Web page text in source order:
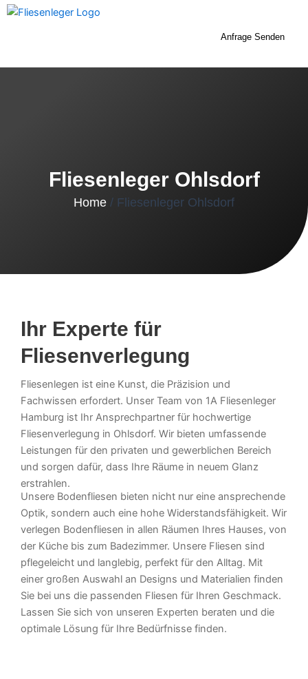
Zum
Anfrage Senden
Fliesenleger Ohlsdorf
Home / Fliesenleger Ohlsdorf
Ihr Experte für
Fliesenverlegung
Fliesenlegen ist eine Kunst, die Präzision und
Fachwissen erfordert. Unser Team von 1A Fliesenleger
Hamburg ist Ihr Ansprechpartner für hochwertige
Fliesenverlegung in Ohlsdorf. Wir bieten umfassende
Leistungen für den privaten und gewerblichen Bereich
und sorgen dafür, dass Ihre Räume in neuem Glanz
erstrahlen.
Unsere Bodenfliesen bieten nicht nur eine ansprechende
Optik, sondern auch eine hohe Widerstandsfähigkeit. Wir
verlegen Bodenfliesen in allen Räumen Ihres Hauses, von
der Küche bis zum Badezimmer. Unsere Fliesen sind
pflegeleicht und langlebig, perfekt für den Alltag. Mit
einer großen Auswahl an Designs und Materialien finden
Sie bei uns die passenden Fliesen für Ihren Geschmack.
Lassen Sie sich von unseren Experten beraten und die
optimale Lösung für Ihre Bedürfnisse finden.